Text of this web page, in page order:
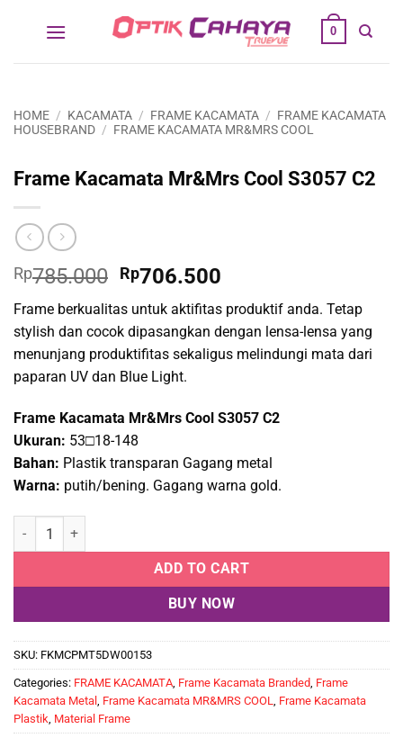
0
HOME / KACAMATA / FRAME KACAMATA / FRAME KACAMATA
HOUSEBRAND / FRAME KACAMATA MR&MRS COOL
Frame Kacamata Mr&Mrs Cool S3057 C2
Rp785.000 Original
price
was:
Rp785.000.
Rp706.500
price
is:
Rp706.500.
Frame berkualitas untuk aktifitas produktif anda. Tetap
stylish dan cocok dipasangkan dengan lensa-lensa yang
menunjang produktifitas sekaligus melindungi mata dari
paparan UV dan Blue Light.
Frame Kacamata Mr&Mrs Cool S3057 C2
Ukuran: 53□18-148
Bahan: Plastik transparan Gagang metal
Warna: putih/bening. Gagang warna gold.
Frame Kacamata Mr&Mrs Cool S3057 C2 quantity
ADD TO CART
BUY NOW
SKU: FKMCPMT5DW00153
Categories: FRAME KACAMATA Frame Kacamata Branded Frame
Kacamata Metal
Frame Kacamata MR&MRS COOL
Frame Kacamata
Plastik Material Frame